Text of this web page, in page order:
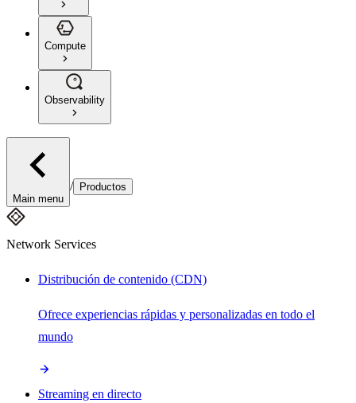
Compute
Observability
Main menu
/ Productos
Network Services
Distribución de contenido (CDN)
Ofrece experiencias rápidas y personalizadas en todo el
mundo
Streaming en directo